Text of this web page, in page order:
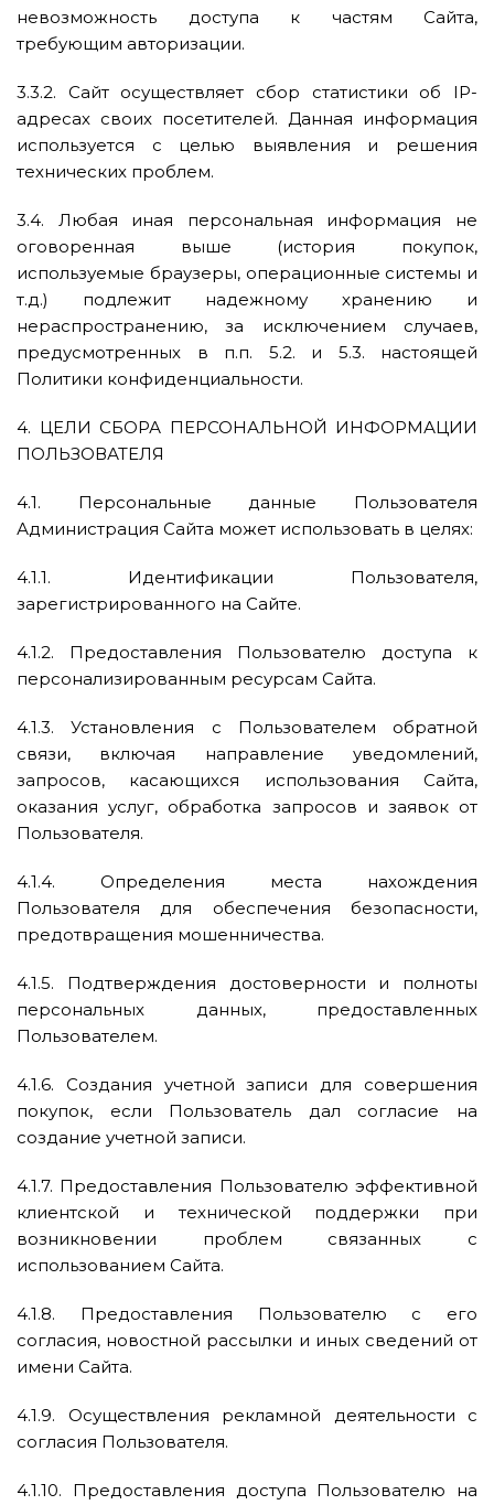
невозможность доступа к частям Сайта,
требующим авторизации.
3.3.2. Сайт осуществляет сбор статистики об IP-
адресах своих посетителей. Данная информация
используется с целью выявления и решения
технических проблем.
3.4. Любая иная персональная информация не
оговоренная выше (история покупок,
используемые браузеры, операционные системы и
т.д.) подлежит надежному хранению и
нераспространению, за исключением случаев,
предусмотренных в п.п. 5.2. и 5.3. настоящей
Политики конфиденциальности.
4. ЦЕЛИ СБОРА ПЕРСОНАЛЬНОЙ ИНФОРМАЦИИ
ПОЛЬЗОВАТЕЛЯ
4.1. Персональные данные Пользователя
Администрация Сайта может использовать в целях:
4.1.1. Идентификации Пользователя,
зарегистрированного на Сайте.
4.1.2. Предоставления Пользователю доступа к
персонализированным ресурсам Сайта.
4.1.3. Установления с Пользователем обратной
связи, включая направление уведомлений,
запросов, касающихся использования Сайта,
оказания услуг, обработка запросов и заявок от
Пользователя.
4.1.4. Определения места нахождения
Пользователя для обеспечения безопасности,
предотвращения мошенничества.
4.1.5. Подтверждения достоверности и полноты
персональных данных, предоставленных
Пользователем.
4.1.6. Создания учетной записи для совершения
покупок, если Пользователь дал согласие на
создание учетной записи.
4.1.7. Предоставления Пользователю эффективной
клиентской и технической поддержки при
возникновении проблем связанных с
использованием Сайта.
4.1.8. Предоставления Пользователю с его
согласия, новостной рассылки и иных сведений от
имени Сайта.
4.1.9. Осуществления рекламной деятельности с
согласия Пользователя.
4.1.10. Предоставления доступа Пользователю на